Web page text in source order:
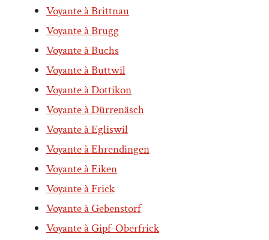
Voyante à Brittnau
Voyante à Brugg
Voyante à Buchs
Voyante à Buttwil
Voyante à Dottikon
Voyante à Dürrenäsch
Voyante à Egliswil
Voyante à Ehrendingen
Voyante à Eiken
Voyante à Frick
Voyante à Gebenstorf
Voyante à Gipf-Oberfrick